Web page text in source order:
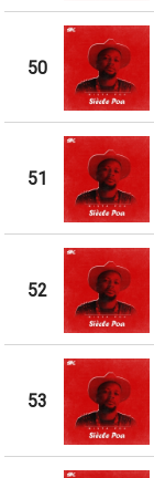
50
51
52
53